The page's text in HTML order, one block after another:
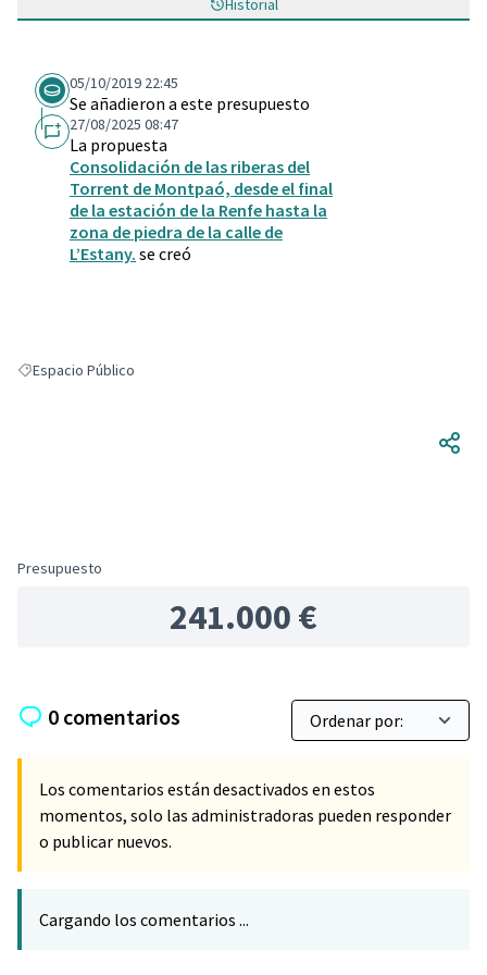
Historial
05/10/2019 22:45
Se añadieron a este presupuesto
27/08/2025 08:47
La propuesta
Consolidación de las riberas del
Torrent de Montpaó, desde el final
de la estación de la Renfe hasta la
zona de piedra de la calle de
L’Estany. se creó
Resultados al filtrar por: Espacio Público
Espacio Público
Presupuesto
241.000 €
0 comentarios
Los comentarios están desactivados en estos
momentos, solo las administradoras pueden responder
o publicar nuevos.
Cargando los comentarios ...